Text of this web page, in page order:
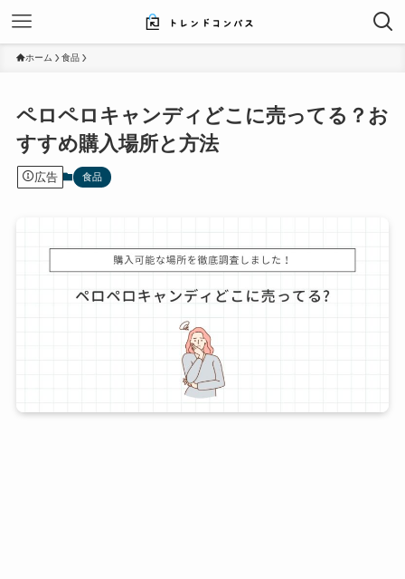
ホーム 食品
ペロペロキャンディどこに売ってる？お
すすめ購入場所と方法
広告 食品